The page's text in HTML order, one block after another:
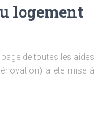
logement
de toutes les aides
a été mise à